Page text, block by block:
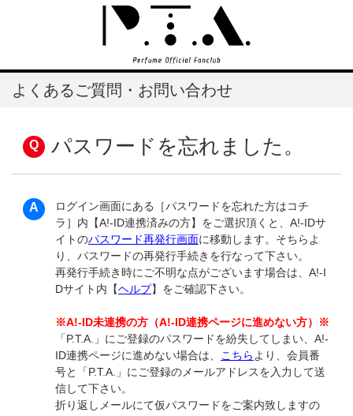
よくあるご質問・お問い合わせ
パスワードを忘れました。
ログイン画面にある［パスワードを忘れた方はコチ
ラ］内【A!-ID連携済みの方】をご選択頂くと、A!-IDサ
イトのパスワード再発行画面に移動します。そちらよ
り、パスワードの再発行手続きを行なって下さい。
再発行手続き時にご不明な点がございます場合は、A!-I
Dサイト内【ヘルプ】をご確認下さい。
※A!-ID未連携の方（A!-ID連携ページに進めない方）※
「P.T.A.」にご登録のパスワードを紛失してしまい、A!-
ID連携ページに進めない場合は、 こちらより、会員番
号と「P.T.A.」にご登録のメールアドレスを入力して送
信して下さい。
折り返しメールにて仮パスワードをご案内致しますの